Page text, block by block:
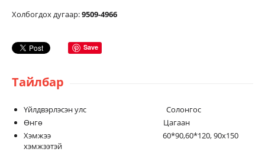
Холбогдох дугаар:9509-4966
Save
Тайлбар
Үйлдвэрлэсэн улс Солонгос
Өнгө Цагаан
Хэмжээ 60*90,60*120, 90х150
хэмжээтэй